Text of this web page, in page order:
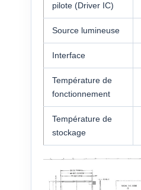
pilote (Driver IC)
Source lumineuse
Interface
Température de
fonctionnement
Température de
stockage